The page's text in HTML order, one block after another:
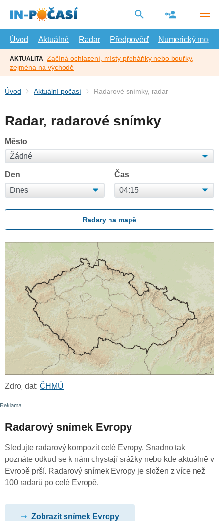
hlavní
Úvod
Aktuálně Radar Předpověď Numerický model
AKTUALITA: Začíná ochlazení, místy přeháňky nebo bouřky,
zejména na východě
Úvod Aktuální počasí Radarové snímky, radar
Radar, radarové snímky
Město
Den Čas
Radary na mapě
Zdroj dat: ČHMÚ
Radarový snímek Evropy
Sledujte radarový kompozit celé Evropy. Snadno tak
poznáte odkud se k nám chystají srážky nebo kde aktuálně v
Evropě prší. Radarový snímek Evropy je složen z více než
100 radarů po celé Evropě.
Zobrazit snímek Evropy